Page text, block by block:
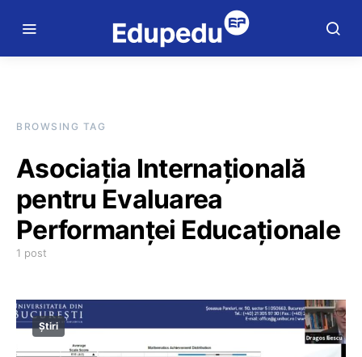
BROWSING TAG
Asociația Internațională
pentru Evaluarea
Performanței Educaționale
1 post
Știri